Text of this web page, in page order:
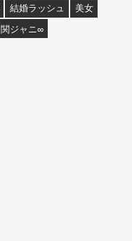
結婚ラッシュ
美女
関ジャニ∞